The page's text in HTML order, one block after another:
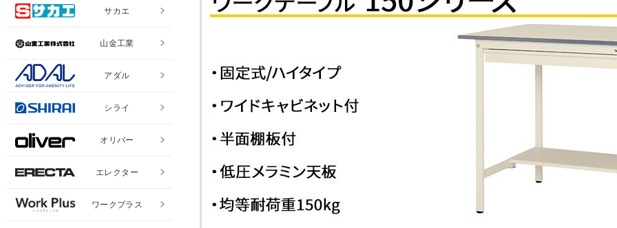
サカエ
山金工業
アダル
シライ
オリバー
エレクター
ワークプラス